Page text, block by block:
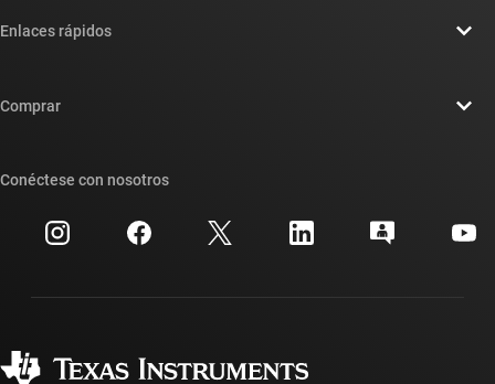
Sala de redacción
Relaciones con los inversionistas
Fabricación
Enlaces rápidos
Búsqueda de referencias cruzadas
Centro de atención al cliente
Preguntas frecuentes sobre la cuenta myTI
Comprar
Preguntas frecuentes sobre pedidos
Conéctese con nosotros